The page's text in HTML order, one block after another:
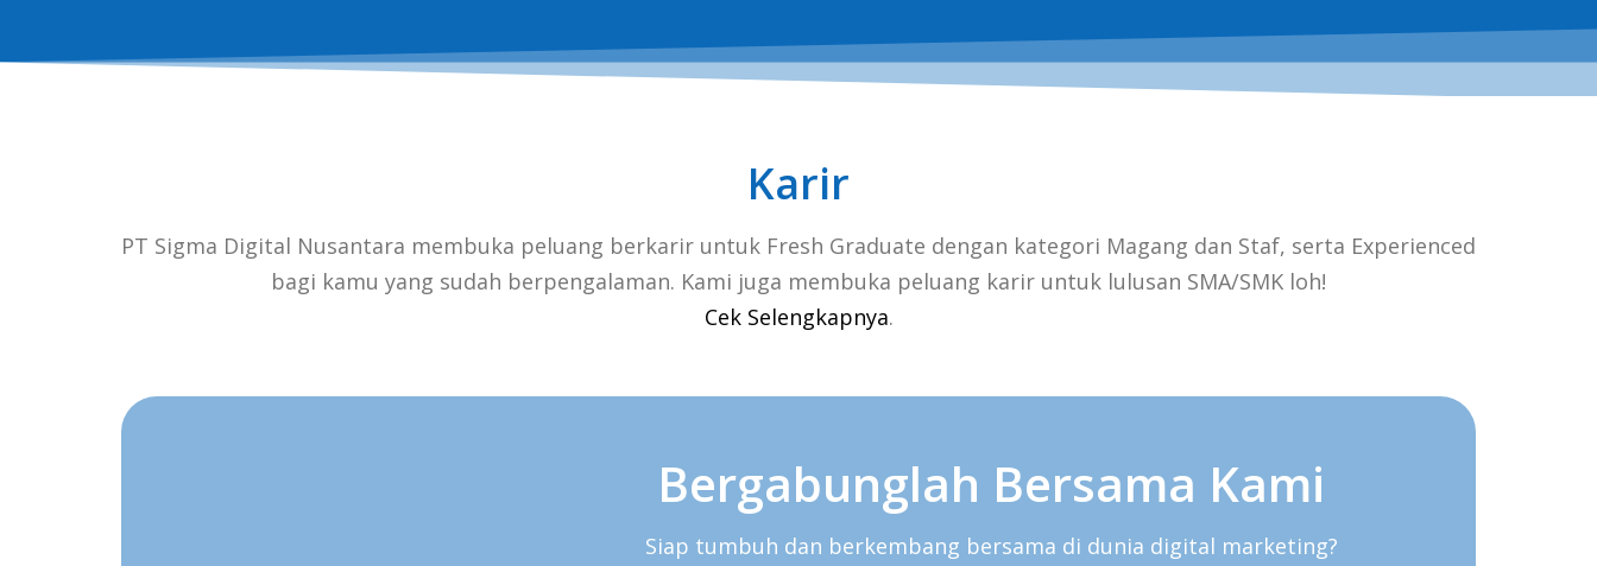
Karir
PT Sigma Digital Nusantara membuka peluang berkarir untuk Fresh Graduate dengan kategori Magang dan Staf, serta Experienced
bagi kamu yang sudah berpengalaman. Kami juga membuka peluang karir untuk lulusan SMA/SMK loh!
Cek Selengkapnya.
Bergabunglah Bersama Kami
Siap tumbuh dan berkembang bersama di dunia digital marketing?